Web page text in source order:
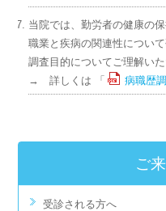
当院では、勤労者の健康の
職業と疾病の関連性につい
調査目的についてご理解い
→ 詳しくは 「
病職歴
ご
受診される方へ